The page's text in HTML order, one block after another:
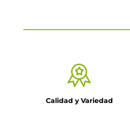
Dirección de email
Calidad y Variedad